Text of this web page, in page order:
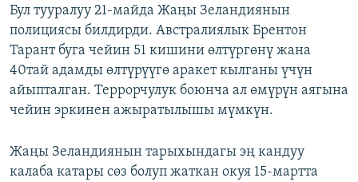
Бул тууралуу 21-майда Жаңы Зеландиянын
полициясы билдирди. Австралиялык Брентон
Тарант буга чейин 51 кишини өлтүргөнү жана
40тай адамды өлтүрүүгө аракет кылганы үчүн
айыпталган. Террорчулук боюнча ал өмүрүн аягына
чейин эркинен ажыратылышы мүмкүн.
Жаңы Зеландиянын тарыхындагы эң кандуу
калаба катары сөз болуп жаткан окуя 15-мартта